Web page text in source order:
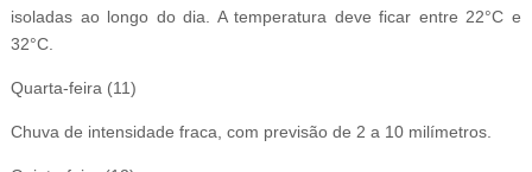
isoladas ao longo do dia. A temperatura deve ficar entre 22°C e
32°C.
Quarta-feira (11)
Chuva de intensidade fraca, com previsão de 2 a 10 milímetros.